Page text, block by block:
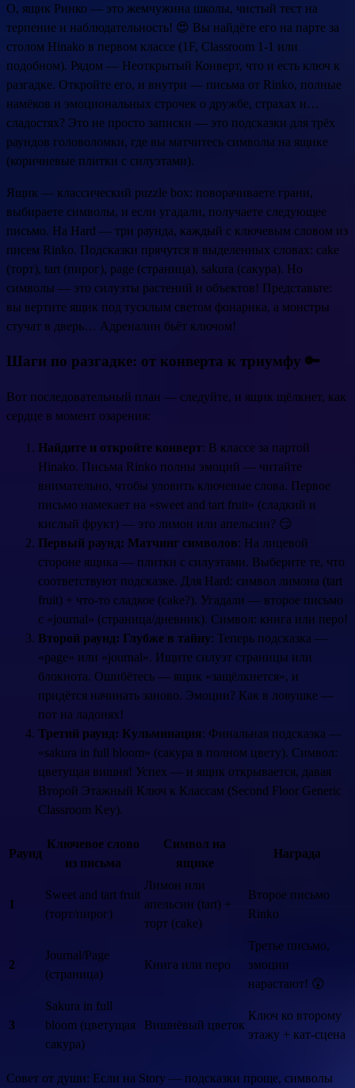
О, ящик Ринко — это жемчужина школы, чистый тест на
терпение и наблюдательность! 😍 Вы найдёте его на парте за
столом Hinako в первом классе (1F, Classroom 1-1 или
подобном). Рядом — Неоткрытый Конверт, что и есть ключ к
разгадке. Откройте его, и внутри — письма от Rinko, полные
намёков и эмоциональных строчек о дружбе, страхах и…
сладостях? Это не просто записки — это подсказки для трёх
раундов головоломки, где вы матчитесь символы на ящике
(коричневые плитки с силуэтами).
Ящик — классический puzzle box: поворачиваете грани,
выбираете символы, и если угадали, получаете следующее
письмо. На Hard — три раунда, каждый с ключевым словом из
писем Rinko. Подсказки прячутся в выделенных словах: cake
(торт), tart (пирог), page (страница), sakura (сакура). Но
символы — это силуэты растений и объектов! Представьте:
вы вертите ящик под тусклым светом фонарика, а монстры
стучат в дверь… Адреналин бьёт ключом!
Шаги по разгадке: от конверта к триумфу 🔑
Вот последовательный план — следуйте, и ящик щёлкнет, как
сердце в момент озарения:
Найдите и откройте конверт: В классе за партой
Hinako. Письма Rinko полны эмоций — читайте
внимательно, чтобы уловить ключевые слова. Первое
письмо намекает на «sweet and tart fruit» (сладкий и
кислый фрукт) — это лимон или апельсин? 😏
Первый раунд: Матчинг символов: На лицевой
стороне ящика — плитки с силуэтами. Выберите те, что
соответствуют подсказке. Для Hard: символ лимона (tart
fruit) + что-то сладкое (cake?). Угадали — второе письмо
с «journal» (страница/дневник). Символ: книга или перо!
Второй раунд: Глубже в тайну: Теперь подсказка —
«page» или «journal». Ищите силуэт страницы или
блокнота. Ошибётесь — ящик «защёлкнется», и
придётся начинать заново. Эмоции? Как в ловушке —
пот на ладонях!
Третий раунд: Кульминация: Финальная подсказка —
«sakura in full bloom» (сакура в полном цвету). Символ:
цветущая вишня! Успех — и ящик открывается, давая
Второй Этажный Ключ к Классам (Second Floor Generic
Classroom Key).
Раунд
Ключевое слово
из письма
Символ на
ящике
Награда
1
Sweet and tart fruit
(торт/пирог)
Лимон или
апельсин (tart) +
торт (cake)
Второе письмо
Rinko
2
Journal/Page
(страница)
Книга или перо
Третье письмо,
эмоции
нарастают! 😲
3
Sakura in full
bloom (цветущая
сакура)
Вишнёвый цветок
Ключ ко второму
этажу + кат-сцена
Совет от души: Если на Story — подсказки проще, символы